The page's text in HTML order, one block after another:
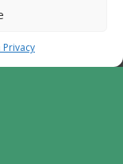
per attività